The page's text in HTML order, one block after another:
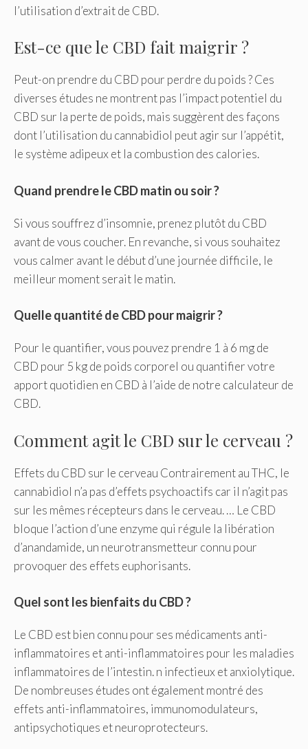
l’utilisation d’extrait de CBD.
Est-ce que le CBD fait maigrir ?
Peut-on prendre du CBD pour perdre du poids ? Ces
diverses études ne montrent pas l’impact potentiel du
CBD sur la perte de poids, mais suggèrent des façons
dont l’utilisation du cannabidiol peut agir sur l’appétit,
le système adipeux et la combustion des calories.
Quand prendre le CBD matin ou soir ?
Si vous souffrez d’insomnie, prenez plutôt du CBD
avant de vous coucher. En revanche, si vous souhaitez
vous calmer avant le début d’une journée difficile, le
meilleur moment serait le matin.
Quelle quantité de CBD pour maigrir ?
Pour le quantifier, vous pouvez prendre 1 à 6 mg de
CBD pour 5 kg de poids corporel ou quantifier votre
apport quotidien en CBD à l’aide de notre calculateur de
CBD.
Comment agit le CBD sur le cerveau ?
Effets du CBD sur le cerveau Contrairement au THC, le
cannabidiol n’a pas d’effets psychoactifs car il n’agit pas
sur les mêmes récepteurs dans le cerveau. … Le CBD
bloque l’action d’une enzyme qui régule la libération
d’anandamide, un neurotransmetteur connu pour
provoquer des effets euphorisants.
Quel sont les bienfaits du CBD ?
Le CBD est bien connu pour ses médicaments anti-
inflammatoires et anti-inflammatoires pour les maladies
inflammatoires de l’intestin. n infectieux et anxiolytique.
De nombreuses études ont également montré des
effets anti-inflammatoires, immunomodulateurs,
antipsychotiques et neuroprotecteurs.